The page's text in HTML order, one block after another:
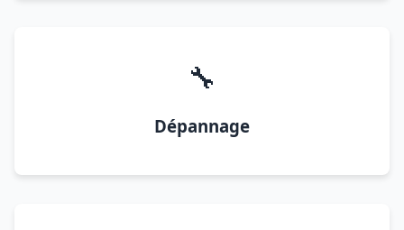
🔧
Dépannage